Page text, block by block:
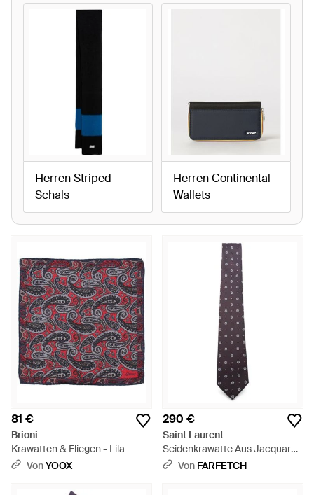
Herren Striped
Schals
Herren Continental
Wallets
81 €
Brioni
Krawatten & Fliegen - Lila
VonYOOX
290 €
Saint Laurent
Seidenkrawatte Aus Jacquard -
Lila Von FARFETCH